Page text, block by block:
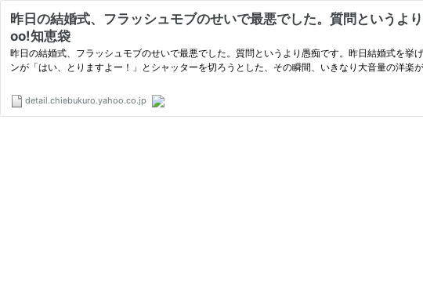
昨日の結婚式、フラッシュモブのせいで最悪でした。質問というよ
oo!知恵袋
昨日の結婚式、フラッシュモブのせいで最悪でした。質問というより愚痴です。昨日結婚式を
ンが「はい、とりますよー！」とシャッターを切ろうとした、その瞬間、いきなり大音量の洋楽
detail.chiebukuro.yahoo.co.jp